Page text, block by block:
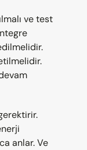
ve test
anlar. Ve